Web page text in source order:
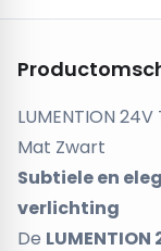
LUMENTION
Mat Zwart
Subtiele en
verlichting
De